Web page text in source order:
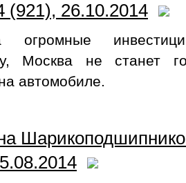
26.10.2014
огромные
Москва не станет
автомобиле.